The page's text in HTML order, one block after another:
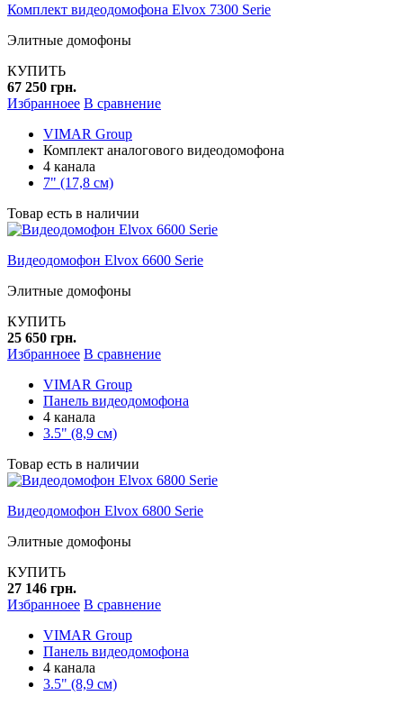
Комплект видеодомофона Elvox 7300 Serie
Элитные домофоны
КУПИТЬ
67 250 грн.
Избранноее В сравнение
VIMAR Group
Комплект аналогового видеодомофона
4 канала
7" (17,8 см)
Товар есть в наличии
Видеодомофон Elvox 6600 Serie
Элитные домофоны
КУПИТЬ
25 650 грн.
Избранноее В сравнение
VIMAR Group
Панель видеодомофона
4 канала
3.5" (8,9 см)
Товар есть в наличии
Видеодомофон Elvox 6800 Serie
Элитные домофоны
КУПИТЬ
27 146 грн.
Избранноее В сравнение
VIMAR Group
Панель видеодомофона
4 канала
3.5" (8,9 см)